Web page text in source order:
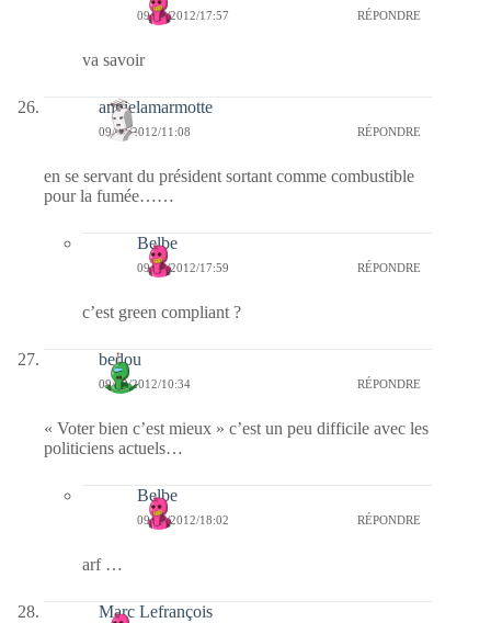
09/02/2012/17:57 RÉPONDRE
va savoir
annielamarmotte
09/02/2012/11:08 RÉPONDRE
en se servant du président sortant comme combustible
pour la fumée……
Belbe
09/02/2012/17:59 RÉPONDRE
c’est green compliant ?
bedou
09/02/2012/10:34 RÉPONDRE
« Voter bien c’est mieux » c’est un peu difficile avec les
politiciens actuels…
Belbe
09/02/2012/18:02 RÉPONDRE
arf …
Marc Lefrançois